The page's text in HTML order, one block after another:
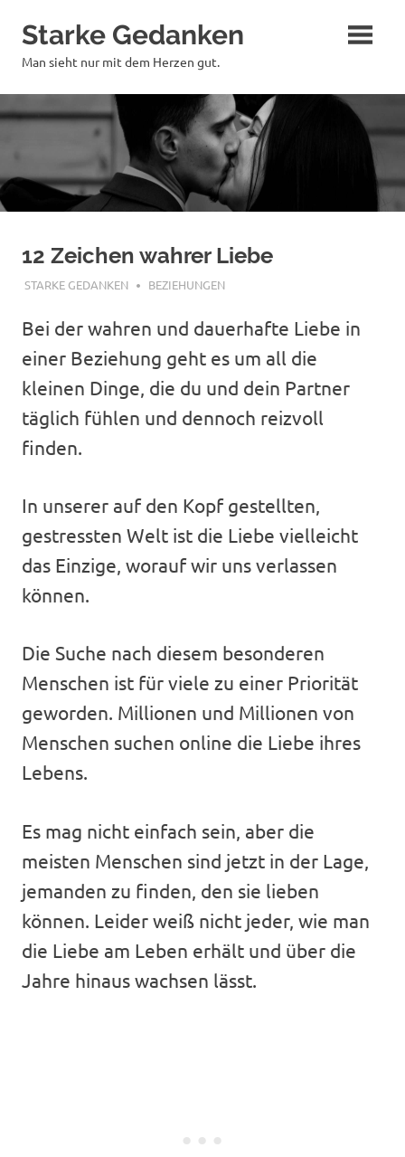
Inhalt
springen
Starke Gedanken
Man sieht nur mit dem Herzen gut.
12 Zeichen wahrer Liebe
OKTOBER 5, 2019
STARKE GEDANKEN BEZIEHUNGEN
Bei der wahren und dauerhafte Liebe in
einer Beziehung geht es um all die
kleinen Dinge, die du und dein Partner
täglich fühlen und dennoch reizvoll
finden.
In unserer auf den Kopf gestellten,
gestressten Welt ist die Liebe vielleicht
das Einzige, worauf wir uns verlassen
können.
Die Suche nach diesem besonderen
Menschen ist für viele zu einer Priorität
geworden. Millionen und Millionen von
Menschen suchen online die Liebe ihres
Lebens.
Es mag nicht einfach sein, aber die
meisten Menschen sind jetzt in der Lage,
jemanden zu finden, den sie lieben
können. Leider weiß nicht jeder, wie man
die Liebe am Leben erhält und über die
Jahre hinaus wachsen lässt.